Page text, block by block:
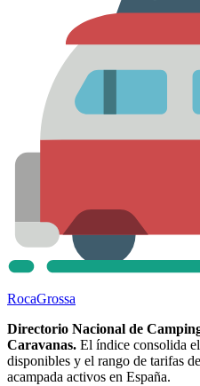
RocaGrossa
Directorio Nacional de
Caravanas. El índice consolida
disponibles y el rango de tarifas
acampada activos en España.